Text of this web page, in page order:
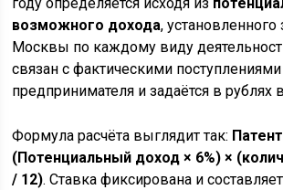
возможного дохода,
Москвы по каждому виду
связан с фактическими поступлениями
предпринимателя и задаётся в рублях
Формула расчёта выглядит так:
(Потенциальный доход × 6%) ×
/ 12). Ставка фиксирована и составляет